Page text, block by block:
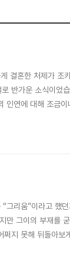
결혼한 처제가
반가운 소식이
연에 대해 조금
그리움”이라고 했
만 그이의 부재를
지 못해 뒤돌아